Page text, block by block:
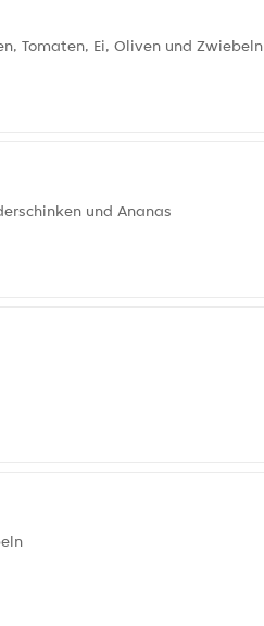
Tomaten, Ei, Oliven und Zwiebeln
und Ananas